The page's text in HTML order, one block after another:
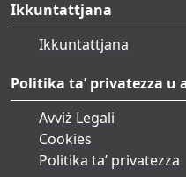
Ikkuntattjana
Ikkuntattjana
Politika ta’ privatezza u
Avviż Legali
Cookies
Politika ta’ privatezza